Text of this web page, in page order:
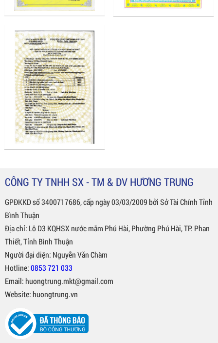
CÔNG TY TNHH SX - TM & DV HƯƠNG TRUNG
GPĐKKD số 3400717686, cấp ngày 03/03/2009 bởi Sở Tài Chính Tỉnh
Bình Thuận
Địa chỉ: Lô D3 KQHSX nước mắm Phú Hài, Phường Phú Hài, TP. Phan
Thiết, Tỉnh Bình Thuận
Người đại diện: Nguyễn Văn Chàm
Hotline:0853 721 033
Email: huongtrung.mkt@gmail.com
Website: huongtrung.vn